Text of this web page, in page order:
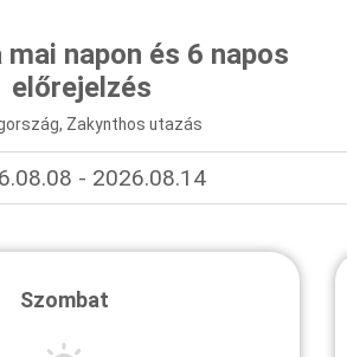
mai napon és 6 napos
előrejelzés
Zakynthos utazás
- 2026.08.14
Szombat